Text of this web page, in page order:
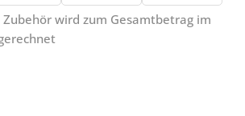
wird zum Gesamtbetrag im